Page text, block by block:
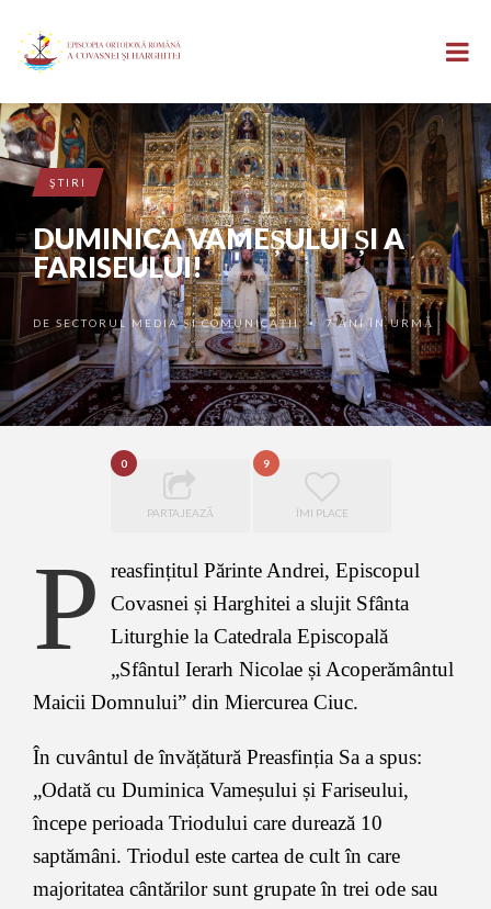
ŞTIRI
DUMINICA VAMEȘULUI ȘI A
FARISEULUI!
DE SECTORUL MEDIA ȘI COMUNICAȚII • 7 ANI ÎN URMĂ
0
PARTAJEAZĂ
9
ÎMI PLACE
P
reasfințitul Părinte Andrei, Episcopul
Covasnei și Harghitei a slujit Sfânta
Liturghie la Catedrala Episcopală
„Sfântul Ierarh Nicolae și Acoperământul
Maicii Domnului” din Miercurea Ciuc.
În cuvântul de învățătură Preasfinția Sa a spus:
„Odată cu Duminica Vameșului și Fariseului,
începe perioada Triodului care durează 10
saptămâni. Triodul este cartea de cult în care
majoritatea cântărilor sunt grupate în trei ode sau